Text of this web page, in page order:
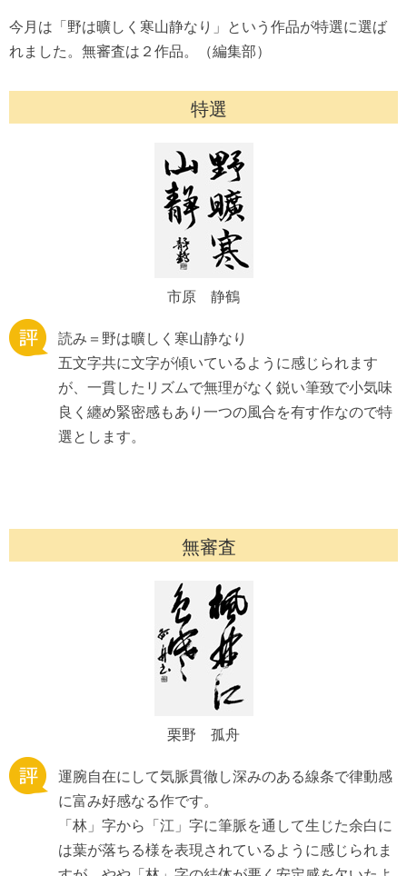
今月は「野は曠しく寒山静なり」という作品が特選に選ば
れました。無審査は２作品。（編集部）
特選
市原 静鶴
読み＝野は曠しく寒山静なり
五文字共に文字が傾いているように感じられます
が、一貫したリズムで無理がなく鋭い筆致で小気味
良く纏め緊密感もあり一つの風合を有す作なので特
選とします。
無審査
栗野 孤舟
運腕自在にして気脈貫徹し深みのある線条で律動感
に富み好感なる作です。
「林」字から「江」字に筆脈を通して生じた余白に
は葉が落ちる様を表現されているように感じられま